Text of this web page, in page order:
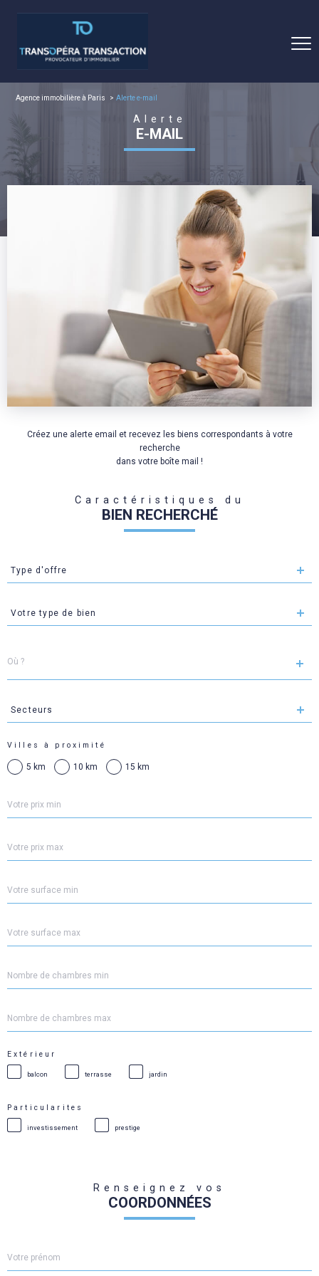
Agence immobilière à Paris Alerte e-mail
Alerte
E-MAIL
Créez une alerte email et recevez les biens correspondants à votre
recherche
dans votre boîte mail !
Caractéristiques du
BIEN RECHERCHÉ
d'offre
Type d'offre
de
bien
Votre type de bien
Secteurs
Villes à proximité
5 km 10 km 15 km
min
max
min
max
de
de
Extérieur
balcon terrasse jardin
Particularites
investissement prestige
Renseignez vos
COORDONNÉES